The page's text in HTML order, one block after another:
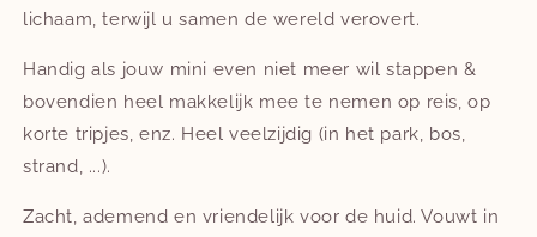
lichaam, terwijl u samen de wereld verovert.
Handig als jouw mini even niet meer wil stappen &
bovendien heel makkelijk mee te nemen op reis, op
korte tripjes, enz. Heel veelzijdig (in het park, bos,
strand, ...).
Zacht, ademend en vriendelijk voor de huid. Vouwt in